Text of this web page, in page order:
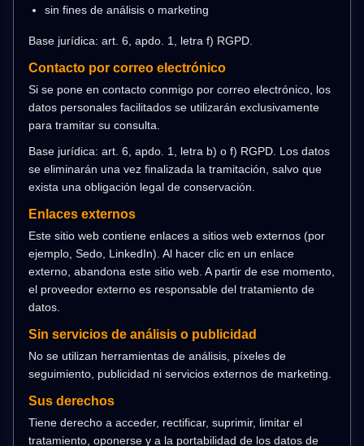
sin fines de análisis o marketing
Base jurídica: art. 6, apdo. 1, letra f) RGPD.
Contacto por correo electrónico
Si se pone en contacto conmigo por correo electrónico, los
datos personales facilitados se utilizarán exclusivamente
para tramitar su consulta.
Base jurídica: art. 6, apdo. 1, letra b) o f) RGPD. Los datos
se eliminarán una vez finalizada la tramitación, salvo que
exista una obligación legal de conservación.
Enlaces externos
Este sitio web contiene enlaces a sitios web externos (por
ejemplo, Sedo, LinkedIn). Al hacer clic en un enlace
externo, abandona este sitio web. A partir de ese momento,
el proveedor externo es responsable del tratamiento de
datos.
Sin servicios de análisis o publicidad
No se utilizan herramientas de análisis, píxeles de
seguimiento, publicidad ni servicios externos de marketing.
Sus derechos
Tiene derecho a acceder, rectificar, suprimir, limitar el
tratamiento, oponerse y a la portabilidad de los datos de